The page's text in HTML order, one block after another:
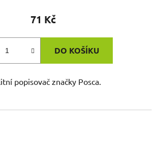
71 Kč
DO KOŠÍKU
popisovač značky Posca.